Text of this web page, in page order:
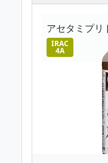
アセタミプリ
IRAC
4A